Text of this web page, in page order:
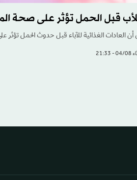
قبل الحمل تؤثر على صحة
العادات الغذائية للآباء قبل حدوث الحمل تؤثر
21:33